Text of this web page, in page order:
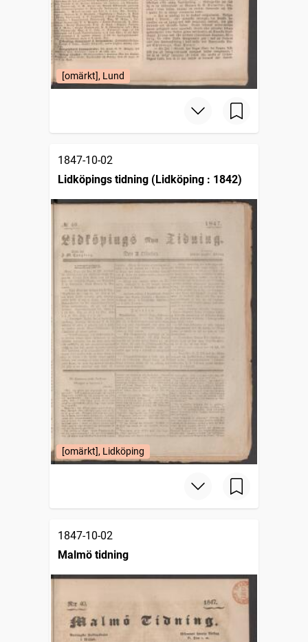
[omärkt], Lund
1847-10-02
Lidköpings tidning (Lidköping : 1842)
[omärkt], Lidköping
1847-10-02
Malmö tidning